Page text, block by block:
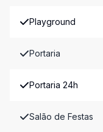
Playground
Portaria
Portaria 24h
Salão de Festas